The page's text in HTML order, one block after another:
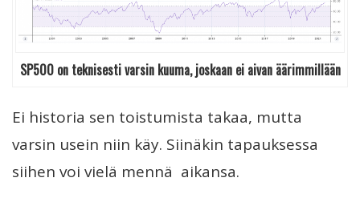
SP500 on teknisesti varsin kuuma, joskaan ei aivan äärimmillään
Ei historia sen toistumista takaa, mutta
varsin usein niin käy. Siinäkin tapauksessa
siihen voi vielä mennä aikansa.